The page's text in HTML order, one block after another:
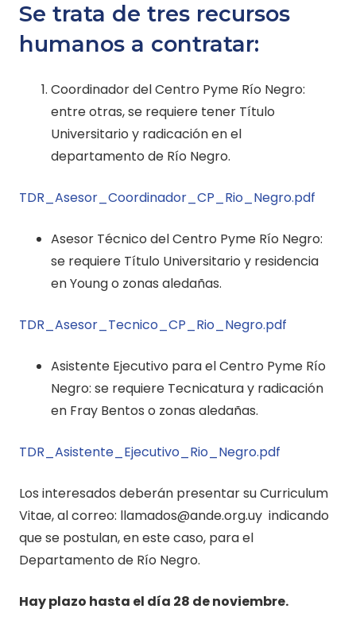
Se trata de tres recursos
humanos a contratar:
Coordinador del Centro Pyme Río Negro:
entre otras, se requiere tener Título
Universitario y radicación en el
departamento de Río Negro.
TDR_Asesor_Coordinador_CP_Rio_Negro.pdf
Asesor Técnico del Centro Pyme Río Negro:
se requiere Título Universitario y residencia
en Young o zonas aledañas.
TDR_Asesor_Tecnico_CP_Rio_Negro.pdf
Asistente Ejecutivo para el Centro Pyme Río
Negro: se requiere Tecnicatura y radicación
en Fray Bentos o zonas aledañas.
TDR_Asistente_Ejecutivo_Rio_Negro.pdf
Los interesados deberán presentar su Curriculum
Vitae, al correo: llamados@ande.org.uy indicando
que se postulan, en este caso, para el
Departamento de Río Negro.
Hay plazo hasta el día 28 de noviembre.